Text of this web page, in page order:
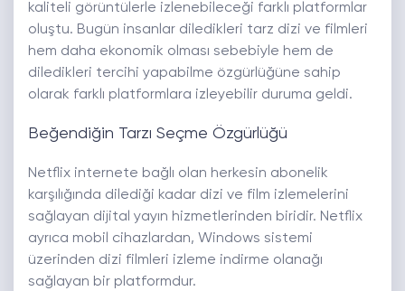
kaliteli görüntülerle izlenebileceği farklı platformlar
oluştu. Bugün insanlar diledikleri tarz dizi ve filmleri
hem daha ekonomik olması sebebiyle hem de
diledikleri tercihi yapabilme özgürlüğüne sahip
olarak farklı platformlara izleyebilir duruma geldi.
Beğendiğin Tarzı Seçme Özgürlüğü
Netflix internete bağlı olan herkesin abonelik
karşılığında dilediği kadar dizi ve film izlemelerini
sağlayan dijital yayın hizmetlerinden biridir. Netflix
ayrıca mobil cihazlardan, Windows sistemi
üzerinden dizi filmleri izleme indirme olanağı
sağlayan bir platformdur.